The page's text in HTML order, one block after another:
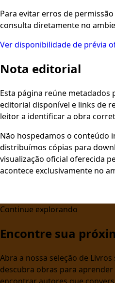
Para evitar erros de
consulta diretamente no
Ver disponibilidade de prévia
Nota editorial
Esta página reúne
editorial disponível e links de
leitor a identificar a obra
Não hospedamos o conteúdo
distribuímos cópias para
visualização oficial oferecida
acontece exclusivamente no
Continue explorando
Encontre sua
Abra a nossa seleção de
descubra obras para
encontrar autores que